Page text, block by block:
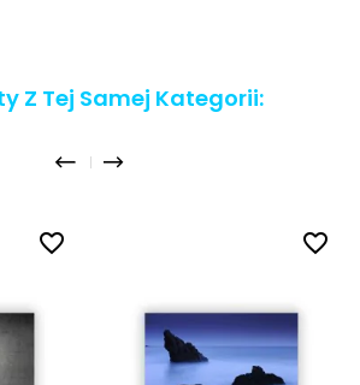
Z Tej Samej Kategorii:
favorite_border favorite_border